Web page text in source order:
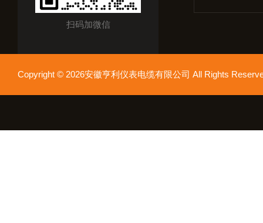
扫码加微信
Copyright © 2026安徽亨利仪表电缆有限公司 All Rights